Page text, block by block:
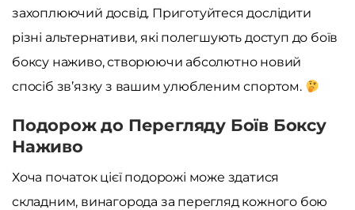
захоплюючий досвід. Приготуйтеся дослідити
різні альтернативи, які полегшують доступ до боїв
боксу наживо, створюючи абсолютно новий
спосіб зв’язку з вашим улюбленим спортом.
Подорож до Перегляду Боїв Боксу
Наживо
Хоча початок цієї подорожі може здатися
складним, винагорода за перегляд кожного бою